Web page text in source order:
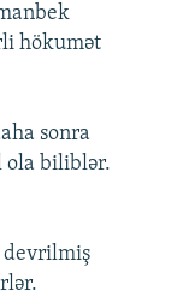
hökumət
sonra
ola biliblər.
devrilmiş